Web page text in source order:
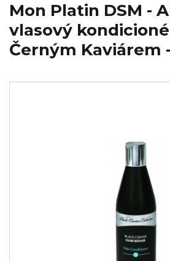
Mon Platin DSM -
vlasový
Černým Kaviárem